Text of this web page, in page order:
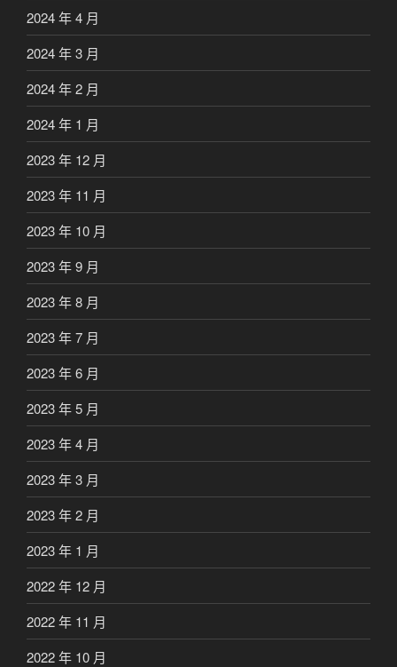
2024 年 4 月
2024 年 3 月
2024 年 2 月
2024 年 1 月
2023 年 12 月
2023 年 11 月
2023 年 10 月
2023 年 9 月
2023 年 8 月
2023 年 7 月
2023 年 6 月
2023 年 5 月
2023 年 4 月
2023 年 3 月
2023 年 2 月
2023 年 1 月
2022 年 12 月
2022 年 11 月
2022 年 10 月